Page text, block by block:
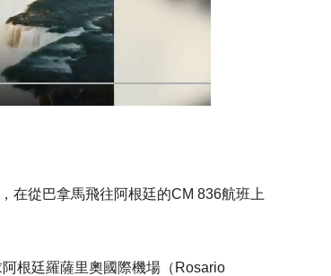
在從巴拿馬飛往阿根廷的CM 836航班上
根廷羅薩里奧國際機場（Rosario